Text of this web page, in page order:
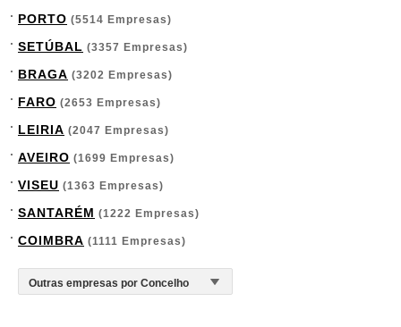
PORTO (5514 Empresas)
SETÚBAL (3357 Empresas)
BRAGA (3202 Empresas)
FARO (2653 Empresas)
LEIRIA (2047 Empresas)
AVEIRO (1699 Empresas)
VISEU (1363 Empresas)
SANTARÉM (1222 Empresas)
COIMBRA (1111 Empresas)